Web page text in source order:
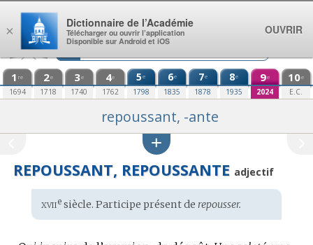
Aller au contenu
1 re
1694
2e
1718
3e
1740
4e
1762
5e
1798
6e
1835
7e
1878
8e
1935
9e
2024
10e
E.C.
repoussant, -ante
REPOUSSANT, REPOUSSANTE adjectif
Étymologie
:
xviiesiècle. Participe présent de repousser.
×
Dictionnaire de l’Académie
Télécharger ou ouvrir l’application
Disponible sur Android et iOS
OUVRIR